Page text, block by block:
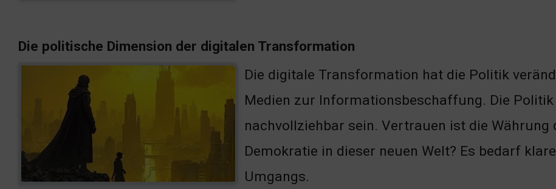
Die politische Dimension der digitalen Transformation
Die digitale Transformation hat die Politik
Medien zur Informationsbeschaffung. Die
nachvollziehbar sein. Vertrauen ist die
Demokratie in dieser neuen Welt? Es bedarf
Umgangs.